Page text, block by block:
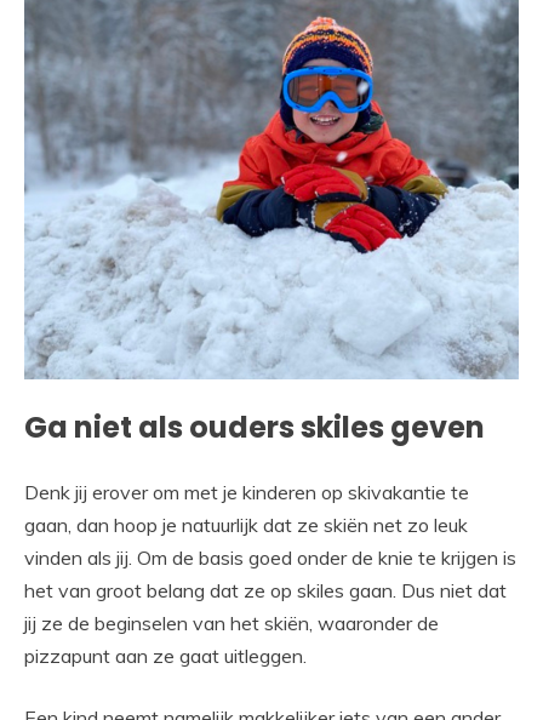
Ga niet als ouders skiles geven
Denk jij erover om met je kinderen op skivakantie te
gaan, dan hoop je natuurlijk dat ze skiën net zo leuk
vinden als jij. Om de basis goed onder de knie te krijgen is
het van groot belang dat ze op skiles gaan. Dus niet dat
jij ze de beginselen van het skiën, waaronder de
pizzapunt aan ze gaat uitleggen.